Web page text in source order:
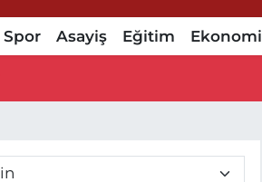
Spor Asayiş Eğitim Ekonomi